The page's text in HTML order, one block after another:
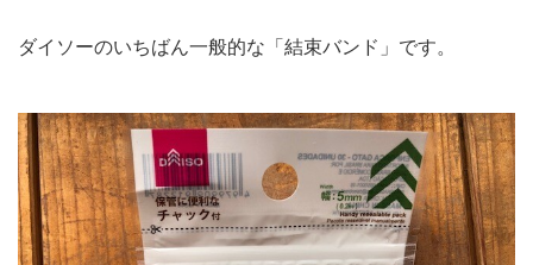
ダイソーのいちばん一般的な「結束バンド」です。